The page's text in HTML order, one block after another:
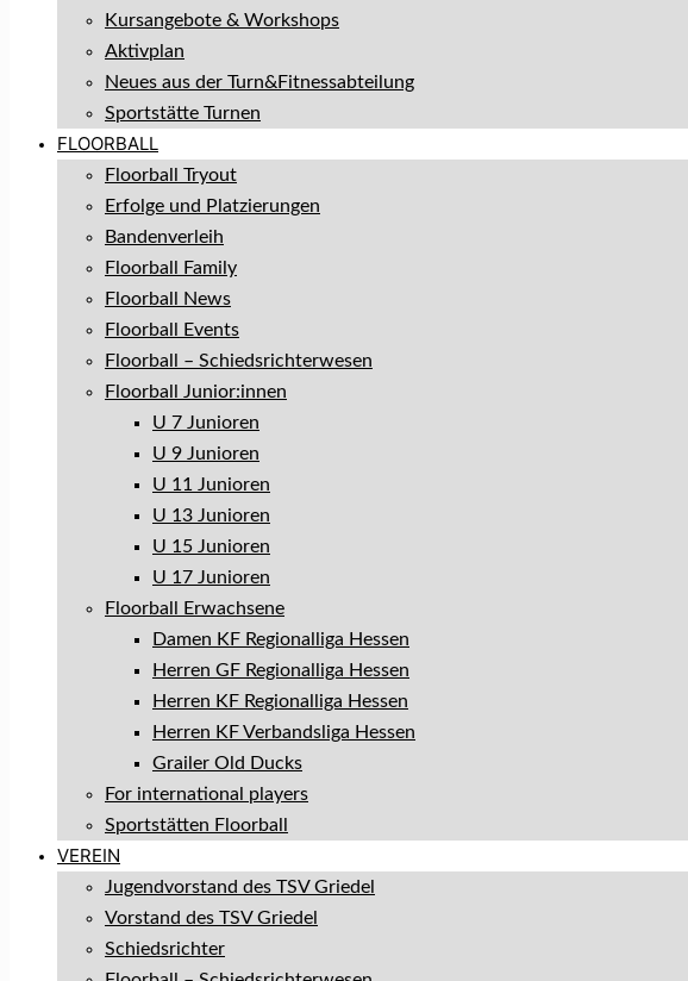
Kursangebote & Workshops
Aktivplan
Neues aus der Turn&Fitnessabteilung
Sportstätte Turnen
FLOORBALL
Floorball Tryout
Erfolge und Platzierungen
Bandenverleih
Floorball Family
Floorball News
Floorball Events
Floorball – Schiedsrichterwesen
Floorball Junior:innen
U 7 Junioren
U 9 Junioren
U 11 Junioren
U 13 Junioren
U 15 Junioren
U 17 Junioren
Floorball Erwachsene
Damen KF Regionalliga Hessen
Herren GF Regionalliga Hessen
Herren KF Regionalliga Hessen
Herren KF Verbandsliga Hessen
Grailer Old Ducks
For international players
Sportstätten Floorball
VEREIN
Jugendvorstand des TSV Griedel
Vorstand des TSV Griedel
Schiedsrichter